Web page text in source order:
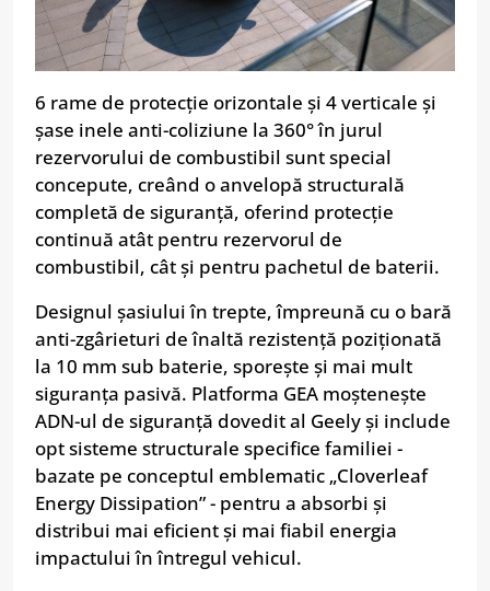
6 rame de protecție orizontale și 4 verticale și
șase inele anti-coliziune la 360° în jurul
rezervorului de combustibil sunt special
concepute, creând o anvelopă structurală
completă de siguranță, oferind protecție
continuă atât pentru rezervorul de
combustibil, cât și pentru pachetul de baterii.
Designul șasiului în trepte, împreună cu o bară
anti-zgârieturi de înaltă rezistență poziționată
la 10 mm sub baterie, sporește și mai mult
siguranța pasivă. Platforma GEA moștenește
ADN-ul de siguranță dovedit al Geely și include
opt sisteme structurale specifice familiei -
bazate pe conceptul emblematic „Cloverleaf
Energy Dissipation” - pentru a absorbi și
distribui mai eficient și mai fiabil energia
impactului în întregul vehicul.